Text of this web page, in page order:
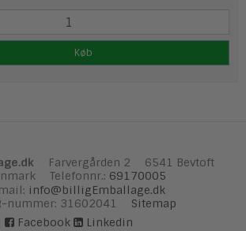
Køb
Farvergården 2
6541 Bevtoft
Telefonnr.: 69170005
: info@billigEmballage.dk
nummer: 31602041
Sitemap
Facebook
Linkedin